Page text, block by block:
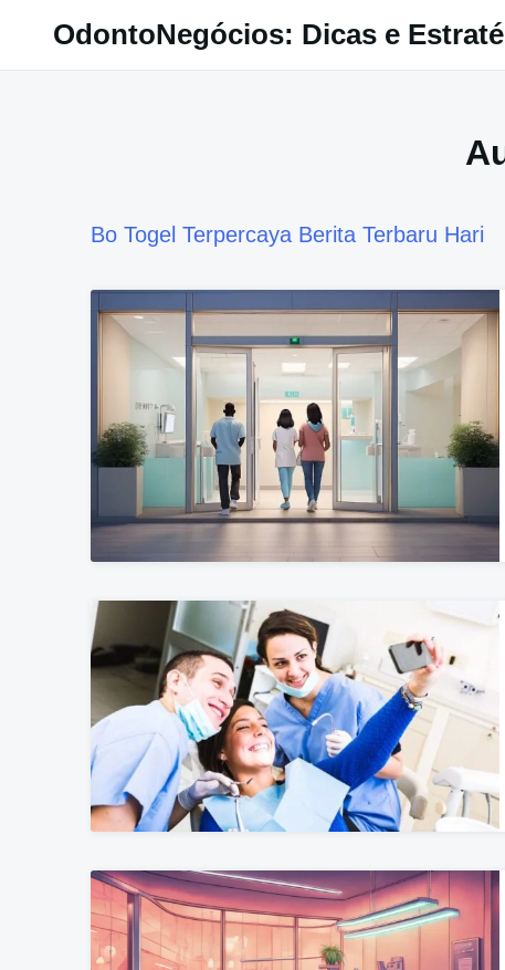
OdontoNegócios: Dicas e
Bo Togel Terpercaya Berita Terbaru Hari